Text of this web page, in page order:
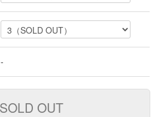
-